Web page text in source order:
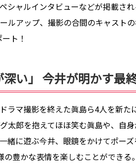
シャルインタビューなどが掲載さ
ルアップ、撮影の合間のキャスト
ト！
い」 今井が明かす最
ラマ撮影を終えた眞島ら4人を新た
太郎を抱えてほほ笑む眞島や、自
緒に遊ぶ今井、眼鏡をかけてポー
豊かな表情を楽しむことができる。